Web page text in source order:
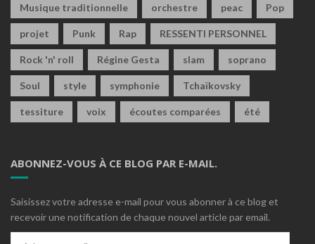
Musique traditionnelle orchestre peac Pop
projet Punk Rap RESSENTI PERSONNEL
Rock 'n' roll Régine Gesta slam soprano
Soul style symphonie Tchaïkovsky
tessiture voix écoutes comparées été
ABONNEZ-VOUS À CE BLOG PAR E-MAIL.
Saisissez votre adresse e-mail pour vous abonner à ce blog et
recevoir une notification de chaque nouvel article par email.